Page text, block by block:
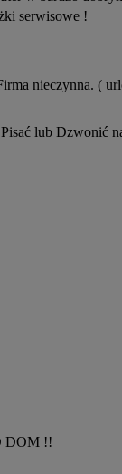
serwisowe !
nieczynna. (
lub Dzwonić
DOM !!